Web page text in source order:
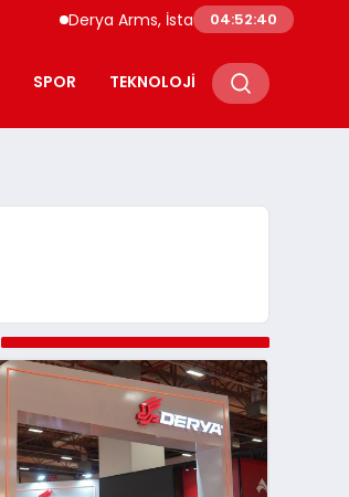
Derya Arms, İstanbul Prohunt 2026’da
04:52:41
SPOR TEKNOLOJI